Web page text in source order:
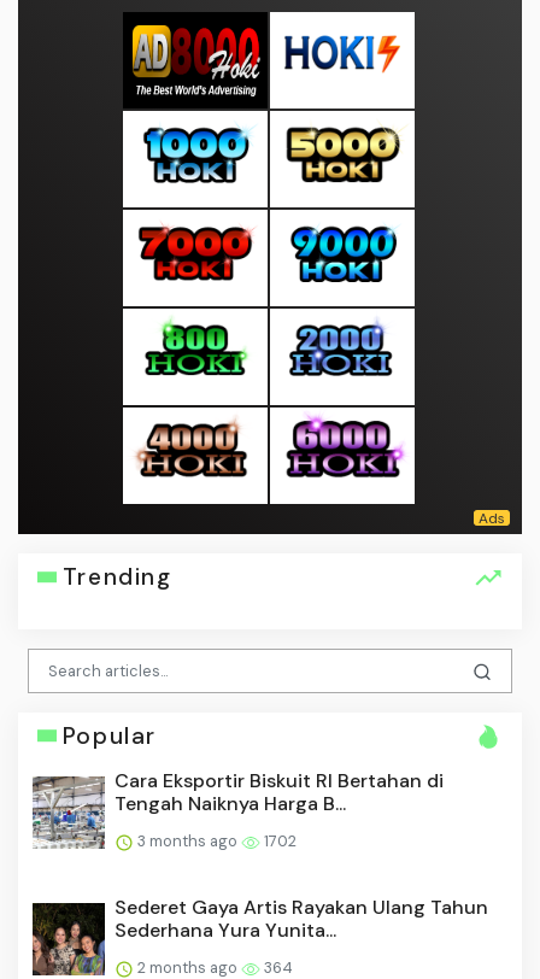
Trending
Popular
Cara Eksportir Biskuit RI Bertahan di
Tengah Naiknya Harga B...
3 months ago 1702
Sederet Gaya Artis Rayakan Ulang Tahun
Sederhana Yura Yunita...
2 months ago 364